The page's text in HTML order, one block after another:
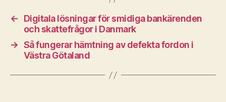
←
Digitala lösningar för smidiga bankärenden
och skattefrågor i Danmark
→ Så fungerar hämtning av defekta fordon i
Västra Götaland